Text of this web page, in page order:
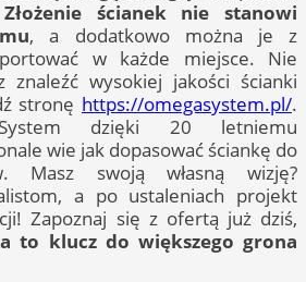
Złożenie ścianek nie stanowi
, a dodatkowo można je z
w każde miejsce. Nie
znaleźć wysokiej jakości ścianki
stronę https://omegasystem.pl/.
dzięki 20 letniemu
wie jak dopasować ściankę do
Masz swoją własną wizję?
a po ustaleniach projekt
Zapoznaj się z ofertą już dziś,
to klucz do większego grona